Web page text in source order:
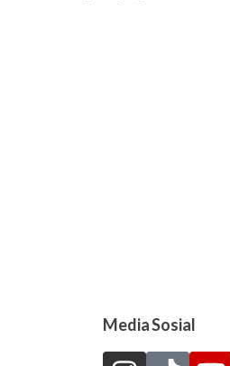
Media Sosial